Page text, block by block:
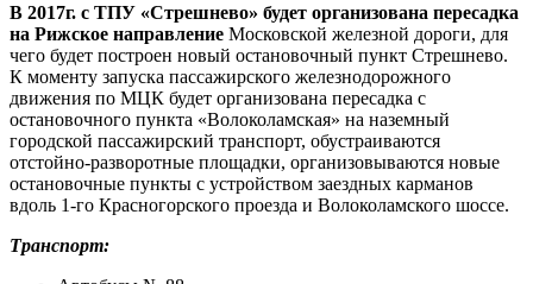
В 2017г. с ТПУ «Стрешнево» будет организована пересадка
на Рижское направление Московской железной дороги, для
чего будет построен новый остановочный пункт Стрешнево.
К моменту запуска пассажирского железнодорожного
движения по МЦК будет организована пересадка с
остановочного пункта «Волоколамская» на наземный
городской пассажирский транспорт, обустраиваются
отстойно-разворотные площадки, организовываются новые
остановочные пункты с устройством заездных карманов
вдоль 1-го Красногорского проезда и Волоколамского шоссе.
Транспорт: